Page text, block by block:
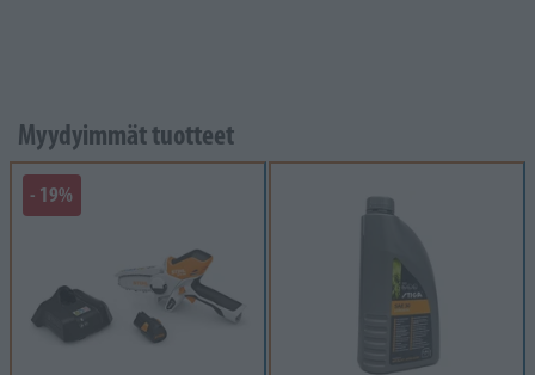
Myydyimmät tuotteet
- 19%